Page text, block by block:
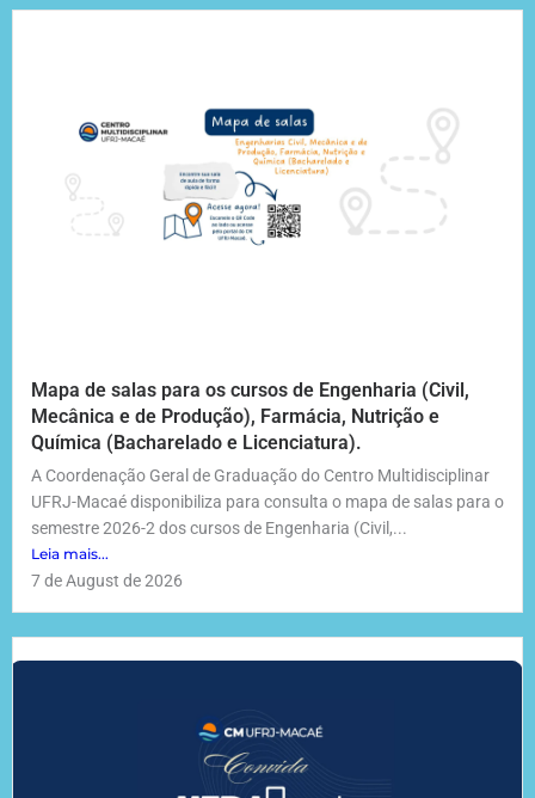
Mapa de salas para os cursos de Engenharia (Civil,
Mecânica e de Produção), Farmácia, Nutrição e
Química (Bacharelado e Licenciatura).
A Coordenação Geral de Graduação do Centro Multidisciplinar
UFRJ-Macaé disponibiliza para consulta o mapa de salas para o
semestre 2026-2 dos cursos de Engenharia (Civil,...
Leia mais...
7 de August de 2026